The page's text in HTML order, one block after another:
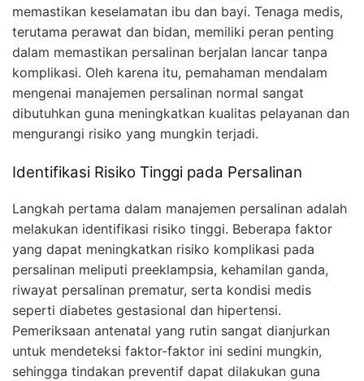
memastikan keselamatan ibu dan bayi. Tenaga medis,
terutama perawat dan bidan, memiliki peran penting
dalam memastikan persalinan berjalan lancar tanpa
komplikasi. Oleh karena itu, pemahaman mendalam
mengenai manajemen persalinan normal sangat
dibutuhkan guna meningkatkan kualitas pelayanan dan
mengurangi risiko yang mungkin terjadi.
Identifikasi Risiko Tinggi pada Persalinan
Langkah pertama dalam manajemen persalinan adalah
melakukan identifikasi risiko tinggi. Beberapa faktor
yang dapat meningkatkan risiko komplikasi pada
persalinan meliputi preeklampsia, kehamilan ganda,
riwayat persalinan prematur, serta kondisi medis
seperti diabetes gestasional dan hipertensi.
Pemeriksaan antenatal yang rutin sangat dianjurkan
untuk mendeteksi faktor-faktor ini sedini mungkin,
sehingga tindakan preventif dapat dilakukan guna